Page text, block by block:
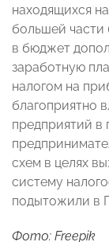
находящихся
большей
в бюджет
заработную
налогом на
благоприятно
предприятий в
схем в целях
систему
подытожили в
Фото: Freepik